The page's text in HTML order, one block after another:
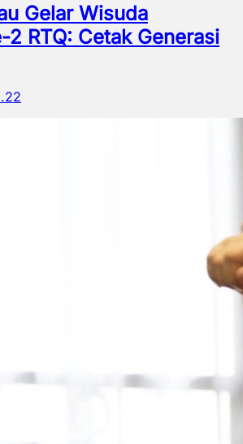
Gelar Wisuda
2 RTQ: Cetak Generasi